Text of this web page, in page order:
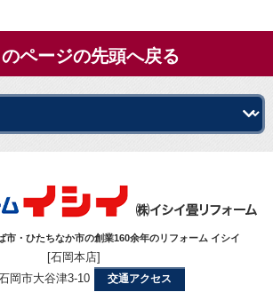
ページの先頭へ戻る
市・ひたちなか市の創業160余年のリフォーム イシイ
[石岡本店]
岡市大谷津3-10
交通アクセス